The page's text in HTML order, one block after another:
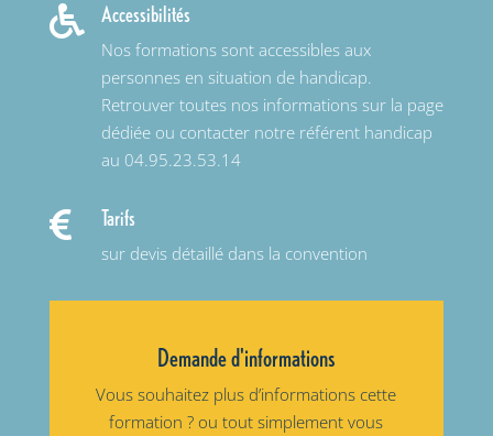
 Accessibilités
Nos formations sont accessibles aux
personnes en situation de handicap.
Retrouver toutes nos informations sur la page
dédiée ou contacter notre référent handicap
au 04.95.23.53.14
 Tarifs
sur devis détaillé dans la convention
Demande d'informations
Vous souhaitez plus d’informations cette
formation ? ou tout simplement vous